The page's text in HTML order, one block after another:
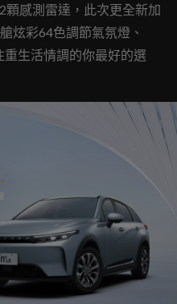
感測雷達，此次更全新加
炫彩64色調節氣氛燈、
重生活情調的你最好的選